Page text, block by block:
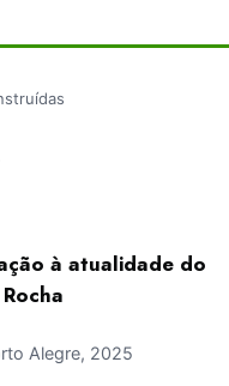
à atualidade do
Alegre, 2025